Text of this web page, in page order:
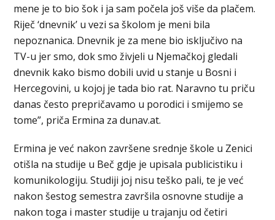
mene je to bio šok i ja sam počela još više da plačem.
Riječ ‘dnevnik’ u vezi sa školom je meni bila
nepoznanica. Dnevnik je za mene bio isključivo na
TV-u jer smo, dok smo živjeli u Njemačkoj gledali
dnevnik kako bismo dobili uvid u stanje u Bosni i
Hercegovini, u kojoj je tada bio rat. Naravno tu priču
danas često prepričavamo u porodici i smijemo se
tome”, priča Ermina za dunav.at.
Ermina je već nakon završene srednje škole u Zenici
otišla na studije u Beč gdje je upisala publicistiku i
komunikologiju. Studiji joj nisu teško pali, te je već
nakon šestog semestra završila osnovne studije a
nakon toga i master studije u trajanju od četiri